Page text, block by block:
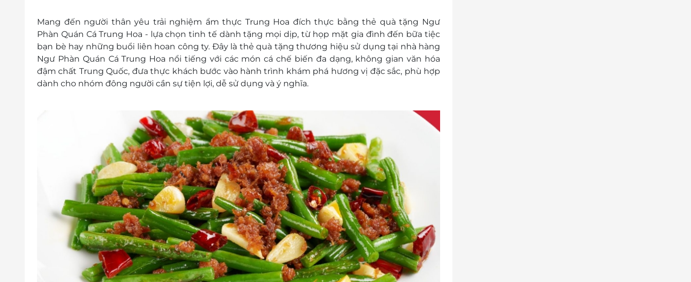
Mang đến người thân yêu trải nghiệm ẩm thực Trung Hoa đích thực bằng thẻ quà tặng Ngư
Phàn Quán Cá Trung Hoa - lựa chọn tinh tế dành tặng mọi dịp, từ họp mặt gia đình đến bữa tiệc
bạn bè hay những buổi liên hoan công ty. Đây là thẻ quà tặng thương hiệu sử dụng tại nhà hàng
Ngư Phàn Quán Cá Trung Hoa nổi tiếng với các món cá chế biến đa dạng, không gian văn hóa
đậm chất Trung Quốc, đưa thực khách bước vào hành trình khám phá hương vị đặc sắc, phù hợp
dành cho nhóm đông người cần sự tiện lợi, dễ sử dụng và ý nghĩa.